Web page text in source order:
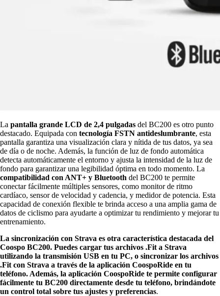
La pantalla grande LCD de 2,4 pulgadas del BC200 es otro punto
destacado. Equipada con tecnología FSTN antideslumbrante, esta
pantalla garantiza una visualización clara y nítida de tus datos, ya sea
de día o de noche. Además, la función de luz de fondo automática
detecta automáticamente el entorno y ajusta la intensidad de la luz de
fondo para garantizar una legibilidad óptima en todo momento. La
compatibilidad con ANT+ y Bluetooth del BC200 te permite
conectar fácilmente múltiples sensores, como monitor de ritmo
cardíaco, sensor de velocidad y cadencia, y medidor de potencia. Esta
capacidad de conexión flexible te brinda acceso a una amplia gama de
datos de ciclismo para ayudarte a optimizar tu rendimiento y mejorar tu
entrenamiento.
La sincronización con Strava es otra característica destacada del
Coospo BC200. Puedes cargar tus archivos .Fit a Strava
utilizando la transmisión USB en tu PC, o sincronizar los archivos
.Fit con Strava a través de la aplicación CoospoRide en tu
teléfono. Además, la aplicación CoospoRide te permite configurar
fácilmente tu BC200 directamente desde tu teléfono, brindándote
un control total sobre tus ajustes y preferencias.